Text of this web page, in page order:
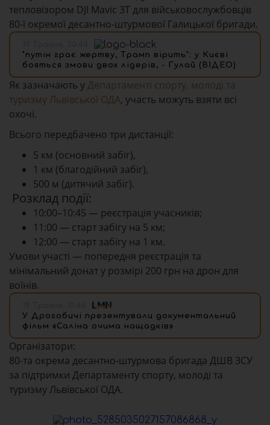
тепловізором DJI Mavic 3T для військовослужбовців
80-ї окремої десантно-штурмової Галицької бригади.
"путін грає жертву, Трамп вірить": у Києві
бояться змови двох лідерів, - Гулай (ВІДЕО)
Як зазначають уДепартаменті спорту, молоді та
туризму Львівської ОДА, участь можуть взяти всі
охочі.
Всього передбачено три дистанції:
5 км (основний забіг),
1 км (благодійний забіг),
500 м (дитячий забіг).
Розклад події:
10:00–10:45 — реєстрація учасників;
11:00 — старт забігу на 5 км;
12:00 — старт забігу на 1 км.
Умови участі — попередня реєстрація та
мінімальний донат у розмірі 200 грн на дрон для
воїнів.
У Дрогобичі презентували документальний
фільм «Саліна очима нащадків»
Організатори:
80-та окрема десантно-штурмова бригада ДШВ ЗСУ
за підтримки Департаменту спорту, молоді та
туризму Львівської ОДА.